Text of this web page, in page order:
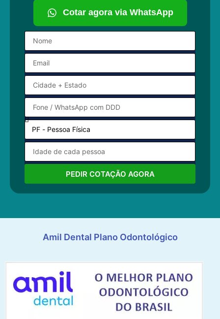
Cotar agora via WhatsApp
PEDIR COTAÇÃO AGORA
Amil Dental Plano Odontológico